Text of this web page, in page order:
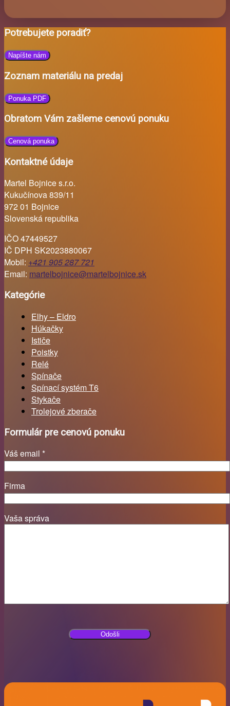
Potrebujete poradiť?
Napíšte nám
Zoznam materiálu na predaj
Ponuka PDF
Obratom Vám zašleme cenovú ponuku
Cenová ponuka
Kontaktné údaje
Martel Bojnice s.r.o.
Kukučínova 839/11
972 01 Bojnice
Slovenská republika
IČO 47449527
IČ DPH SK2023880067
Mobil: +421 905 287 721
Email: martelbojnice@martelbojnice.sk
Kategórie
Elhy – Eldro
Húkačky
Ističe
Poistky
Relé
Spínače
Spínací systém T6
Stykače
Trolejové zberače
Formulár pre cenovú ponuku
Váš email *
Firma
Vaša správa